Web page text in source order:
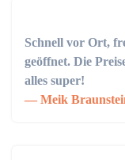
Schnell vor Ort,
geöffnet. Die
alles super!
Meik